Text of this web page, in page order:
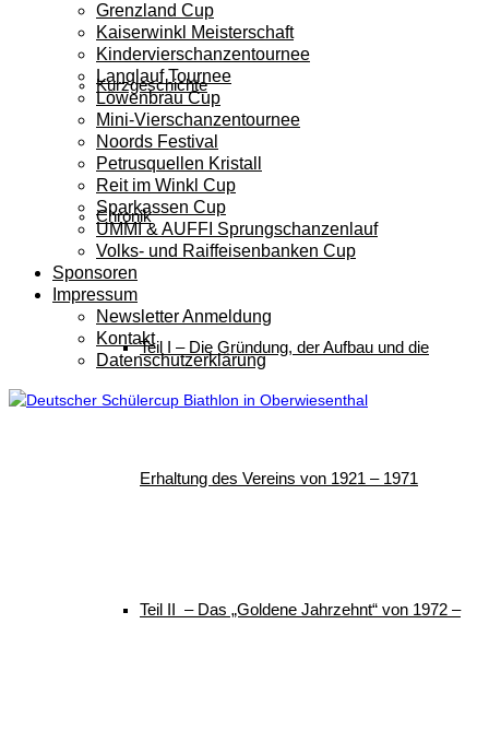
Kurzgeschichte
Chronik
Teil I – Die Gründung, der Aufbau und die
Erhaltung des Vereins von 1921 – 1971
Teil II – Das „Goldene Jahrzehnt“ von 1972 –
Grenzland Cup
Kaiserwinkl Meisterschaft
Kindervierschanzentournee
Langlauf Tournee
Löwenbräu Cup
Mini-Vierschanzentournee
Noords Festival
Petrusquellen Kristall
Reit im Winkl Cup
Sparkassen Cup
UMMI & AUFFI Sprungschanzenlauf
Volks- und Raiffeisenbanken Cup
Sponsoren
Impressum
Newsletter Anmeldung
Kontakt
Datenschutzerklärung